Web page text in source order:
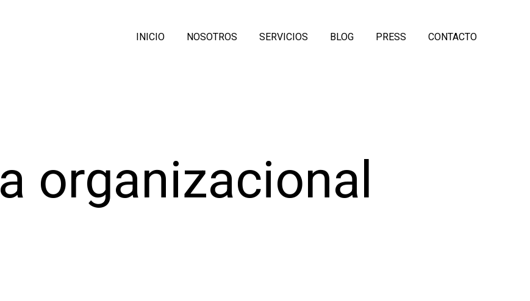
INICIO NOSOTROS SERVICIOS BLOG PRESS CONTACTO
organizacional